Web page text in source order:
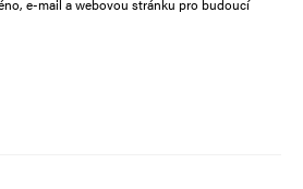
e-mail a webovou stránku pro budoucí